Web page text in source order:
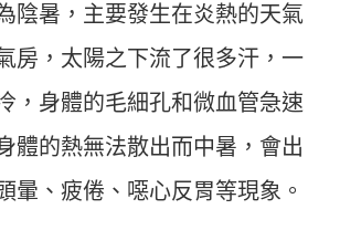
陰暑，主要發生在炎熱的天氣
房，太陽之下流了很多汗，一
，身體的毛細孔和微血管急速
體的熱無法散出而中暑，會出
暈、疲倦、噁心反胃等現象。